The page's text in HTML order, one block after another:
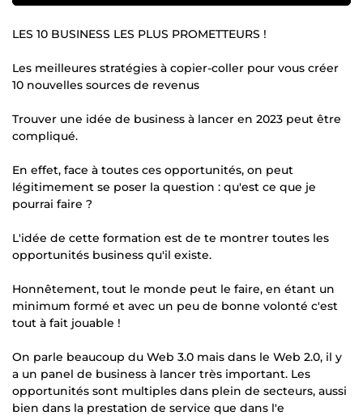
LES 10 BUSINESS LES PLUS PROMETTEURS !
Les meilleures stratégies à copier-coller pour vous créer
10 nouvelles sources de revenus
Trouver une idée de business à lancer en 2023 peut être
compliqué.
En effet, face à toutes ces opportunités, on peut
légitimement se poser la question : qu'est ce que je
pourrai faire ?
L'idée de cette formation est de te montrer toutes les
opportunités business qu'il existe.
Honnêtement, tout le monde peut le faire, en étant un
minimum formé et avec un peu de bonne volonté c'est
tout à fait jouable !
On parle beaucoup du Web 3.0 mais dans le Web 2.0, il y
a un panel de business à lancer très important. Les
opportunités sont multiples dans plein de secteurs, aussi
bien dans la prestation de service que dans l'e